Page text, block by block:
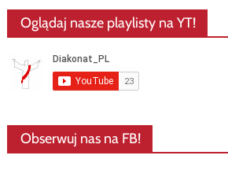
Oglądaj nasze playlisty na YT!
Obserwuj nas na FB!